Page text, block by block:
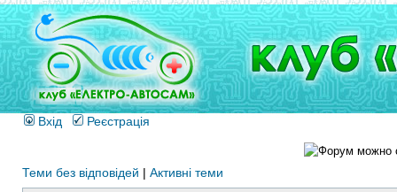
Вхід Реєстрація
Теми без відповідей | Активні теми